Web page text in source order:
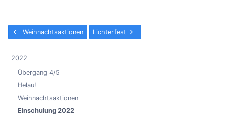
Weihnachtsaktionen Lichterfest
2022
Übergang 4/5
Helau!
Weihnachtsaktionen
Einschulung 2022